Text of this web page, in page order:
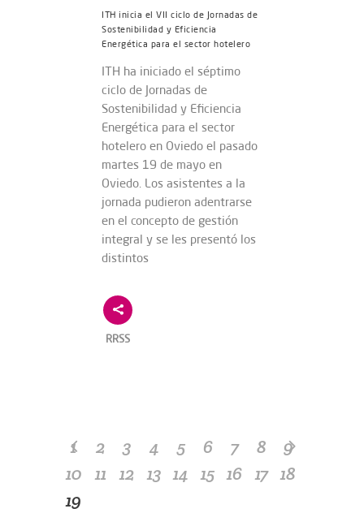
ITH inicia el VII ciclo de Jornadas de
Sostenibilidad y Eficiencia
Energética para el sector hotelero
ITH ha iniciado el séptimo
ciclo de Jornadas de
Sostenibilidad y Eficiencia
Energética para el sector
hotelero en Oviedo el pasado
martes 19 de mayo en
Oviedo. Los asistentes a la
jornada pudieron adentrarse
en el concepto de gestión
integral y se les presentó los
distintos
RRSS
1 2 3 4 5 6 7 8
9
10 11 12 13 14 15 16 17 18
19